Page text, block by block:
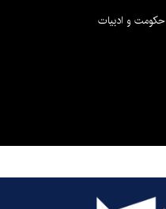
حکومت و ادبیات